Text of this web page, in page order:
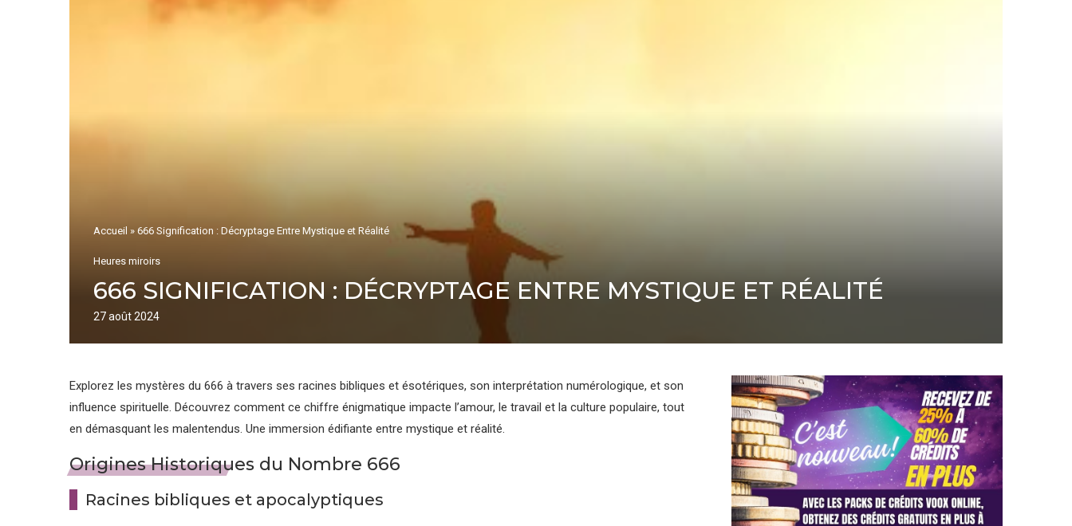
Accueil » 666 Signification : Décryptage Entre Mystique et Réalité
Heures miroirs
666 SIGNIFICATION : DÉCRYPTAGE ENTRE MYSTIQUE ET RÉALITÉ
27 août 2024
Explorez les mystères du 666 à travers ses racines bibliques et ésotériques, son interprétation numérologique, et son
influence spirituelle. Découvrez comment ce chiffre énigmatique impacte l’amour, le travail et la culture populaire, tout
en démasquant les malentendus. Une immersion édifiante entre mystique et réalité.
Origines Historiques du Nombre 666
Racines bibliques et apocalyptiques